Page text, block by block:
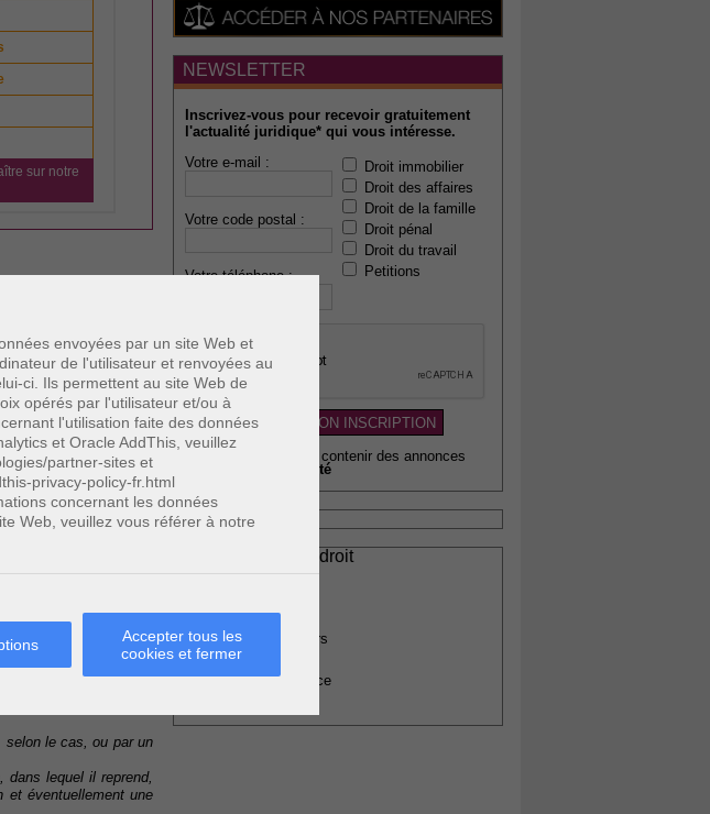
envoyées par un site Web et
de l'utilisateur et renvoyées au
ci. Ils permettent au site Web de
opérés par l'utilisateur et/ou à
l'utilisation faite des données
et Oracle AddThis, veuillez
partner-sites et
privacy-policy-fr.html
concernant les données
Web, veuillez vous référer à notre
Accepter tous les
cookies et fermer
sur notre
DU
page a été vue0fois
dont0le mois dernier.
d'instruction peut
préalablement mise
selon le cas, ou par un
lequel il reprend,
et éventuellement une
NEWSLETTER
Inscrivez-vous pour recevoir gratuitement
l'actualité juridique* qui vous intéresse.
Votre e-mail :
Votre code postal :
Votre téléphone :
Droit immobilier
Droit des affaires
Droit de la famille
Droit pénal
Droit du travail
Petitions
* Newsletter pouvant contenir des annonces
qualité
Professionnels du droit
Architectes
Agents immobiliers
Comptables
Huissiers de justice